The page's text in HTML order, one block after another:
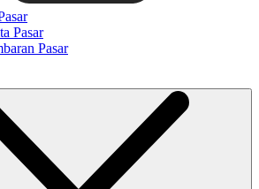
Pasar
Pasar